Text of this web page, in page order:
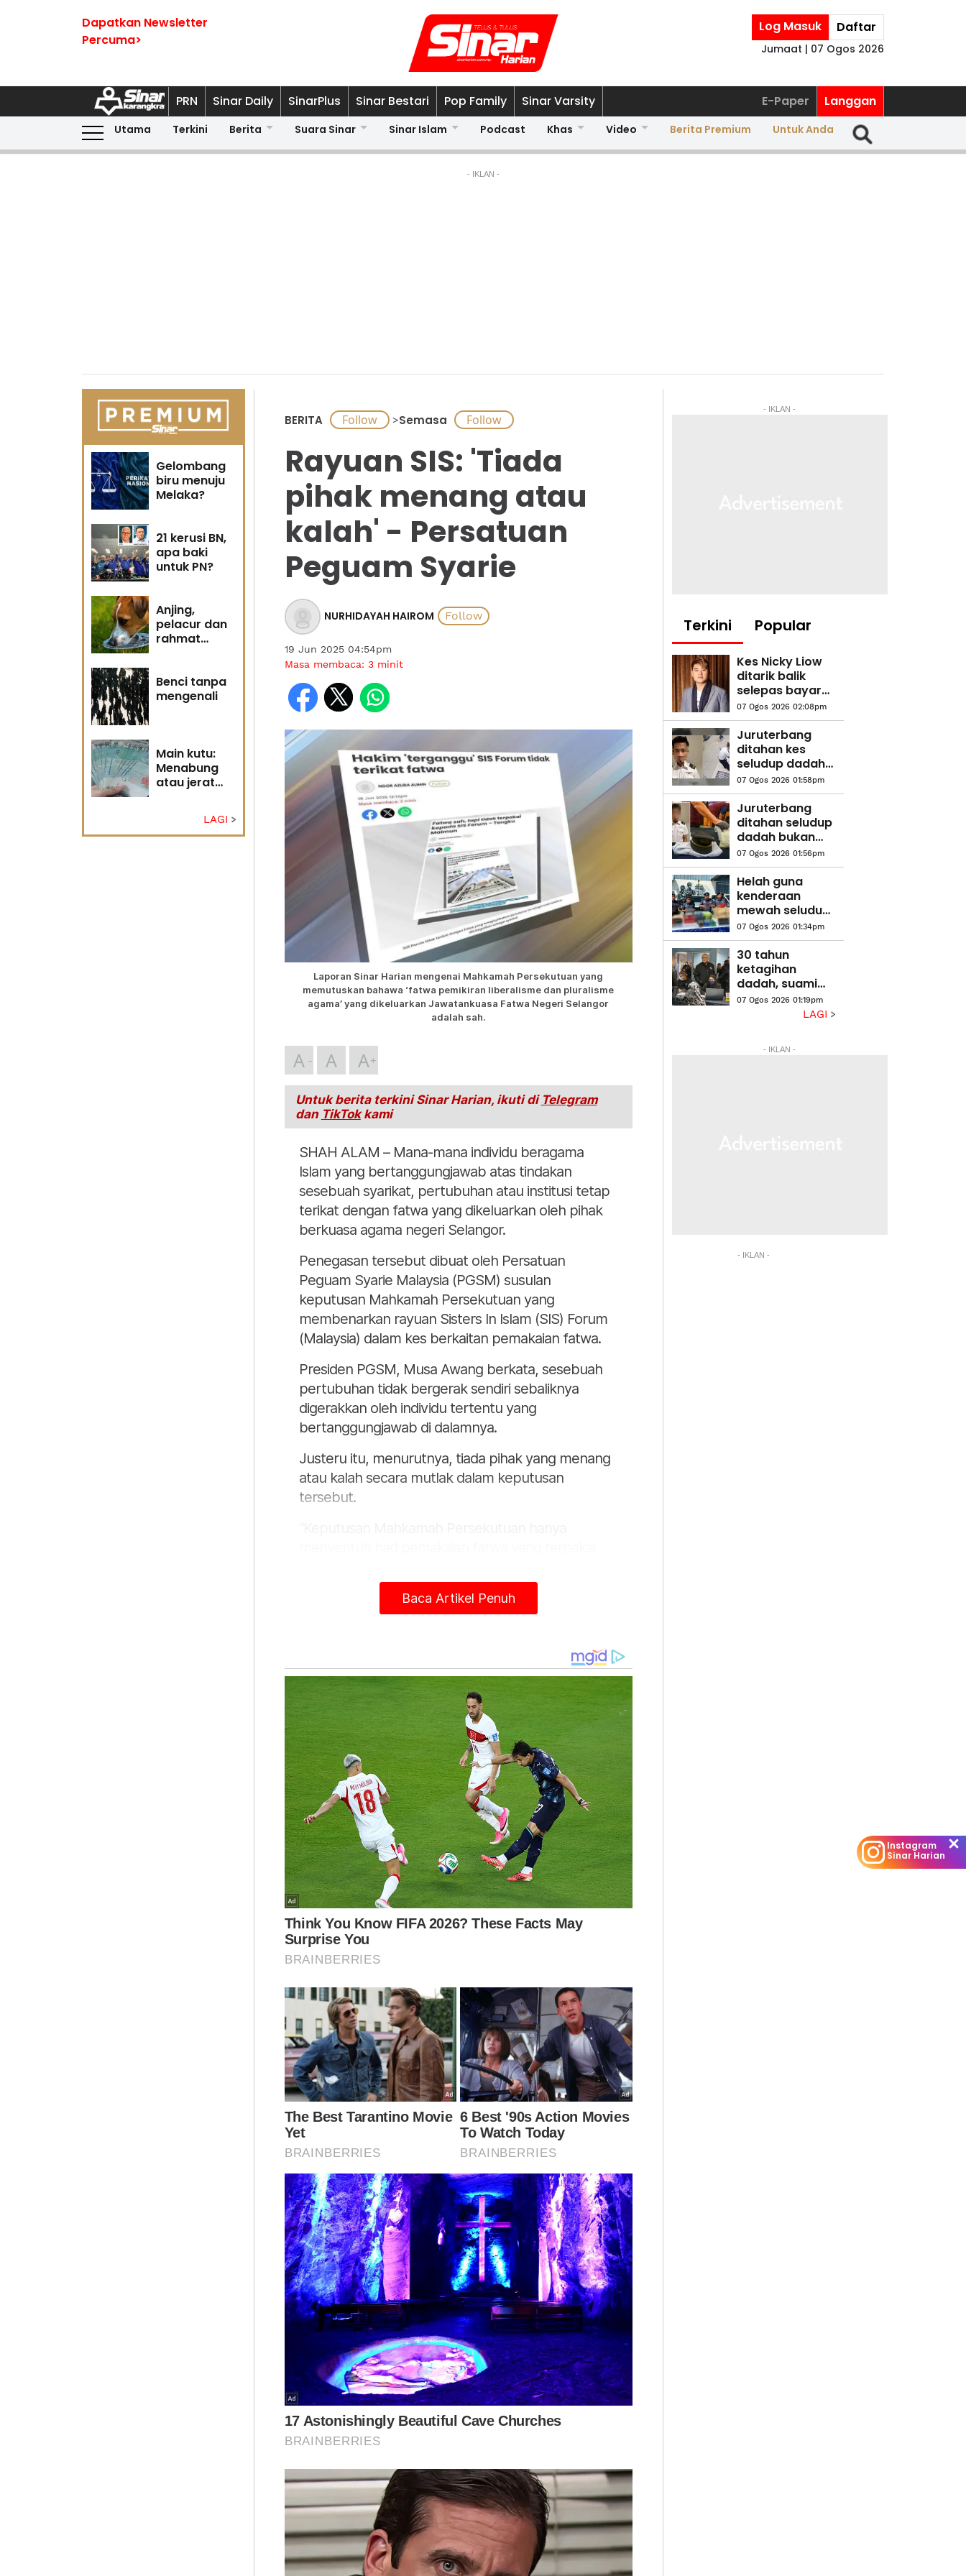
Dapatkan Newsletter
Percuma>
Log Masuk Daftar
Jumaat | 07 Ogos 2026
PRN Sinar Daily SinarPlus Sinar Bestari Pop Family Sinar Varsity E-Paper Langgan
Utama Terkini Berita Suara Sinar Sinar Islam Podcast Khas Video Berita Premium Untuk Anda
- IKLAN -
Gelombang
biru menuju
Melaka?
21 kerusi BN,
apa baki
untuk PN?
Anjing,
pelacur dan
rahmat
Benci tanpa
mengenali
Main kutu:
Menabung
atau jerat
LAGI
BERITA >Semasa
Rayuan SIS: 'Tiada
pihak menang atau
kalah' - Persatuan
Peguam Syarie
NURHIDAYAH HAIROM
19 Jun 2025 04:54pm
Masa membaca: 3minit
Laporan Sinar Harian mengenai Mahkamah Persekutuan yang
memutuskan bahawa ‘fatwa pemikiran liberalisme dan pluralisme
agama’ yang dikeluarkan Jawatankuasa Fatwa Negeri Selangor
adalah sah.
A A A
Untuk berita terkini Sinar Harian, ikuti di Telegram
dan TikTokkami
SHAH ALAM – Mana-mana individu beragama
Islam yang bertanggungjawab atas tindakan
sesebuah syarikat, pertubuhan atau institusi tetap
terikat dengan fatwa yang dikeluarkan oleh pihak
berkuasa agama negeri Selangor.
Penegasan tersebut dibuat oleh Persatuan
Peguam Syarie Malaysia (PGSM) susulan
keputusan Mahkamah Persekutuan yang
membenarkan rayuan Sisters In Islam (SIS) Forum
(Malaysia) dalam kes berkaitan pemakaian fatwa.
Presiden PGSM, Musa Awang berkata, sesebuah
pertubuhan tidak bergerak sendiri sebaliknya
digerakkan oleh individu tertentu yang
bertanggungjawab di dalamnya.
Justeru itu, menurutnya, tiada pihak yang menang
atau kalah secara mutlak dalam keputusan
tersebut.
bukan kepada orang-orang tiruan atau buatan
(artificial persons) seperti syarikat, pertubuhan
“Penghakiman tersebut tidak membatalkan atau
menafikan keabsahan fatwa terhadap individu
beragama Islam serta larangan ke atas mana-mana
individu Islam daripada menganut fahaman
pluralisme dan liberalisme, atau apa-apa fahaman
lain yang bertentangan dengan ajaran Islam,”
katanya dalam satu kenyataan pada Khamis.
Terdahulu, SIS Forum berjaya dalam rayuannya di
Mahkamah Persekutuan berhubung pertikaian
terhadap fatwa yang dikeluarkan oleh pihak
berkuasa agama Islam Selangor, yang
mengisytiharkan pertubuhan itu sebagai sesat dan
menyeleweng daripada ajaran Islam.
Panel empat hakim yang dipengerusikan oleh
Ketua Hakim Negara, Tun Tengku Maimun Tuan
Mat memutuskan untuk mengetepikan keputusan
Mahkamah Tinggi dan Mahkamah Rayuan serta
membenarkan rayuan SIS setakat yang berkaitan
dengan pemakaian fatwa terhadap pertubuhan
dan institusi.
Dalam keputusan majoriti 3-1, Tun Tengku Maimun
menjelaskan bahawa fatwa tersebut hanya
terpakai kepada individu yang menganut agama
Islam, dan bukan kepada entiti seperti syarikat atau
pertubuhan.
Artikel Berkaitan:
'Fatwa sah, tapi tidak terpakai kepada SIS Forum'
'Fatwa sah, tapi tidak terpakai kepada SIS Forum' I 19
Jun 2025
perlembagaan
Isu SIS Forum (Malaysia): Keputusan mahkamah akan
diteliti
Hakim 'terganggu' SIS Forum tidak terikat fatwa
Fatwa sah, tapi tidak terpakai kepada SIS Forum –
Tengku Maimun
Baca Artikel Penuh
- IKLAN -
Terkini Popular
Kes Nicky Liow
ditarik balik
selepas bayar
kompaun RM10
juta - AGC
07 Ogos 2026 02:08pm
Juruterbang
ditahan kes
seludup dadah
di Indonesia
tidak kendali
penerbangan -
MAG
07 Ogos 2026 01:58pm
Juruterbang
ditahan seludup
dadah bukan
kru kendali
penerbangan -
MAG
07 Ogos 2026 01:56pm
Helah guna
kenderaan
mewah seludup
arak, rokok
terbongkar
07 Ogos 2026 01:34pm
30 tahun
ketagihan
dadah, suami
isteri warga
emas ditahan
07 Ogos 2026 01:19pm
LAGI
- IKLAN -
- IKLAN -
Instagram
Sinar Harian